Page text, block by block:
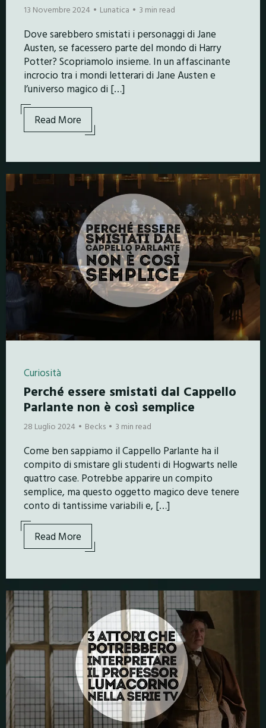
13 Novembre 2024 Lunatica 3 min read
Dove sarebbero smistati i personaggi di Jane
Austen, se facessero parte del mondo di Harry
Potter? Scopriamolo insieme. In un affascinante
incrocio tra i mondi letterari di Jane Austen e
l’universo magico di […]
Read More
Curiosità
Perché essere smistati dal Cappello
Parlante non è così semplice
28 Luglio 2024 Becks 3 min read
Come ben sappiamo il Cappello Parlante ha il
compito di smistare gli studenti di Hogwarts nelle
quattro case. Potrebbe apparire un compito
semplice, ma questo oggetto magico deve tenere
conto di tantissime variabili e, […]
Read More